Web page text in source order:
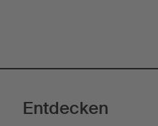
Entdecken